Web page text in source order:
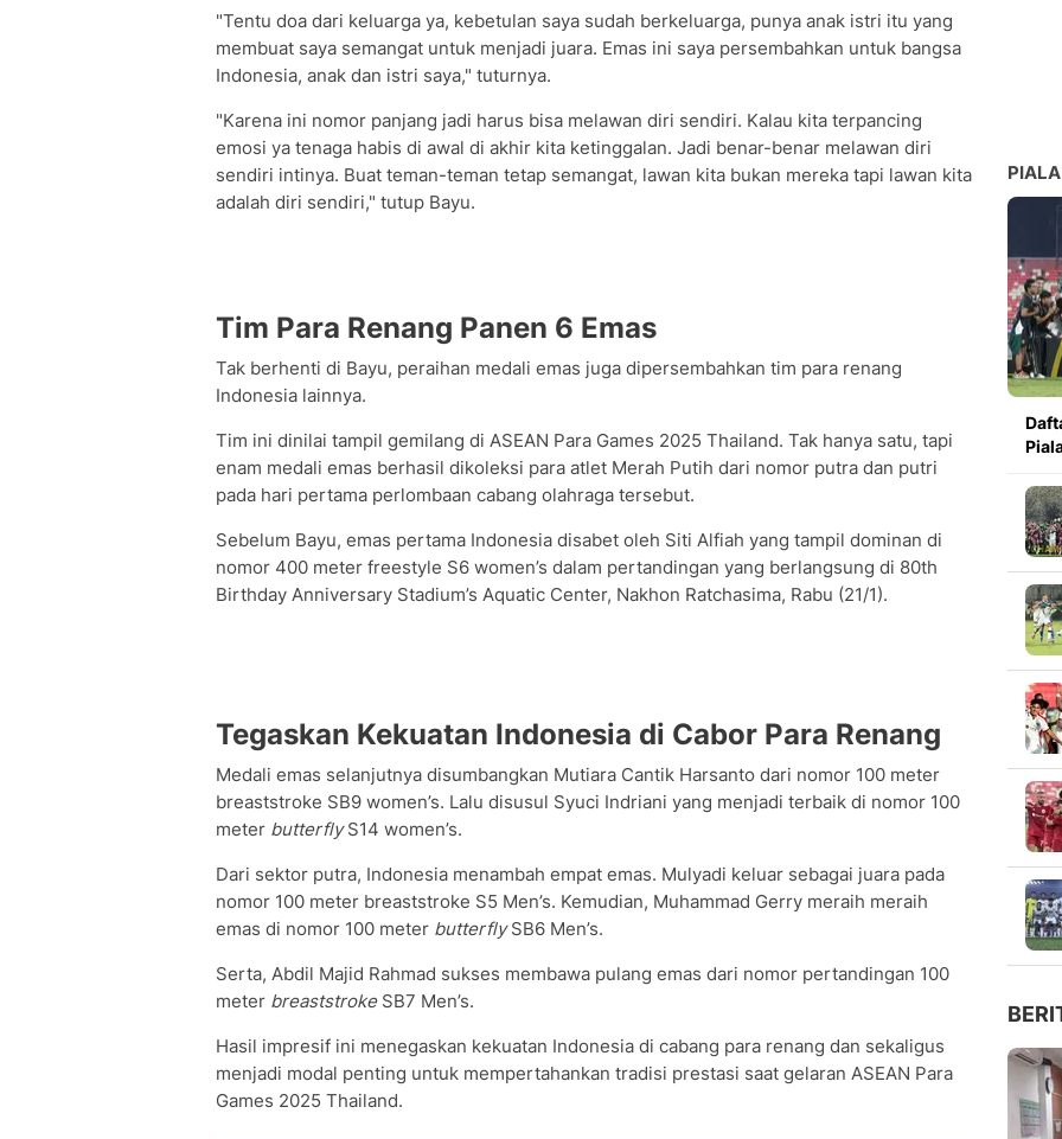
"Tentu doa dari keluarga ya, kebetulan saya sudah berkeluarga, punya anak istri itu yang
membuat saya semangat untuk menjadi juara. Emas ini saya persembahkan untuk bangsa
Indonesia, anak dan istri saya," tuturnya.
"Karena ini nomor panjang jadi harus bisa melawan diri sendiri. Kalau kita terpancing
emosi ya tenaga habis di awal di akhir kita ketinggalan. Jadi benar-benar melawan diri
sendiri intinya. Buat teman-teman tetap semangat, lawan kita bukan mereka tapi lawan kita
adalah diri sendiri," tutup Bayu.
Tim Para Renang Panen 6 Emas
Tak berhenti di Bayu, peraihan medali emas juga dipersembahkan tim para renang
Indonesia lainnya.
Tim ini dinilai tampil gemilang di ASEAN Para Games 2025 Thailand. Tak hanya satu, tapi
enam medali emas berhasil dikoleksi para atlet Merah Putih dari nomor putra dan putri
pada hari pertama perlombaan cabang olahraga tersebut.
Sebelum Bayu, emas pertama Indonesia disabet oleh Siti Alfiah yang tampil dominan di
nomor 400 meter freestyle S6 women’s dalam pertandingan yang berlangsung di 80th
Birthday Anniversary Stadium’s Aquatic Center, Nakhon Ratchasima, Rabu (21/1).
Tegaskan Kekuatan Indonesia di Cabor Para Renang
Medali emas selanjutnya disumbangkan Mutiara Cantik Harsanto dari nomor 100 meter
breaststroke SB9 women’s. Lalu disusul Syuci Indriani yang menjadi terbaik di nomor 100
meter butterflyS14 women’s.
Dari sektor putra, Indonesia menambah empat emas. Mulyadi keluar sebagai juara pada
nomor 100 meter breaststroke S5 Men’s. Kemudian, Muhammad Gerry meraih meraih
emas di nomor 100 meter butterflySB6 Men’s.
Serta, Abdil Majid Rahmad sukses membawa pulang emas dari nomor pertandingan 100
meter breaststrokeSB7 Men’s.
Hasil impresif ini menegaskan kekuatan Indonesia di cabang para renang dan sekaligus
menjadi modal penting untuk mempertahankan tradisi prestasi saat gelaran ASEAN Para
Games 2025 Thailand.